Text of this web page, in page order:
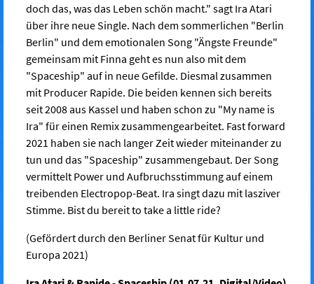
doch das, was das Leben schön macht." sagt Ira Atari
über ihre neue Single. Nach dem sommerlichen "Berlin
Berlin" und dem emotionalen Song "Ängste Freunde"
gemeinsam mit Finna geht es nun also mit dem
"Spaceship" auf in neue Gefilde. Diesmal zusammen
mit Producer Rapide. Die beiden kennen sich bereits
seit 2008 aus Kassel und haben schon zu "My name is
Ira" für einen Remix zusammengearbeitet. Fast forward
2021 haben sie nach langer Zeit wieder miteinander zu
tun und das "Spaceship" zusammengebaut. Der Song
vermittelt Power und Aufbruchsstimmung auf einem
treibenden Electropop-Beat. Ira singt dazu mit lasziver
Stimme. Bist du bereit to take a little ride?
(Gefördert durch den Berliner Senat für Kultur und
Europa 2021)